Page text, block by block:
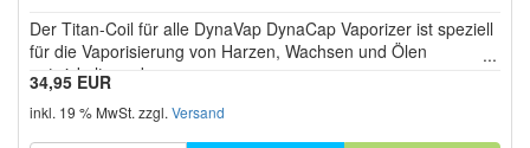
Sternen!
Der Titan-Coil für alle DynaVap DynaCap Vaporizer ist speziell
für die Vaporisierung von Harzen, Wachsen und Ölen
entwickelt worden.
34,95 EUR
inkl. 19 % MwSt. zzgl. Versand